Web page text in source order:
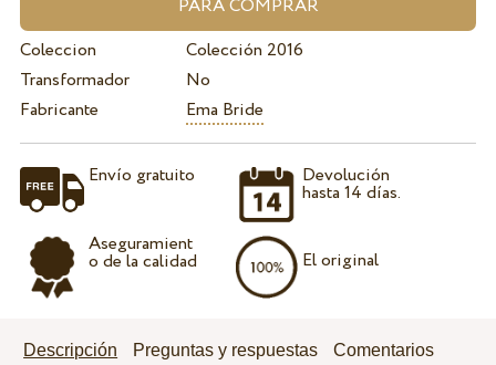
Coleccion
Colección 2016
Transformador
No
Fabricante
Ema Bride
Envío gratuito
Aseguramient
o de la calidad
Devolución
hasta 14 días.
El original
Descripción Preguntas y respuestas Comentarios